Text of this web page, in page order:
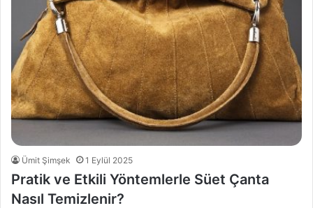
Ümit Şimşek 1 Eylül 2025
Pratik ve Etkili Yöntemlerle Süet Çanta
Nasıl Temizlenir?